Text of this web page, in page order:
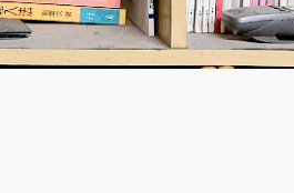
新升級，GO Fest 五折優惠嗨翻天
S25 Ultra 誰能滿足全場景拍攝需
慧錄音膠囊~ 您的AI 秘書已上線
奇雷 AI・Gaming・創作儲存方案
MagReact M5 10000mAh 5合1
動儲能救車電源】 可靠的旅行夥
「MSI微星 Modern MD272UPSW